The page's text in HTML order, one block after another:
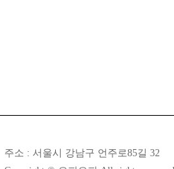
주소 : 서울시 강남구 언주로85길 32